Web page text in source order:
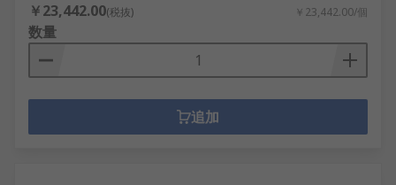
￥23,442.00(税抜) ￥23,442.00/個
数量
追加